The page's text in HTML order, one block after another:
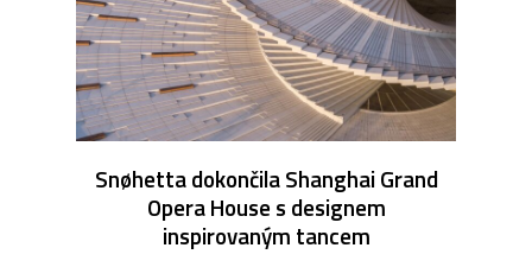
Snøhetta dokončila Shanghai Grand
Opera House s designem
inspirovaným tancem